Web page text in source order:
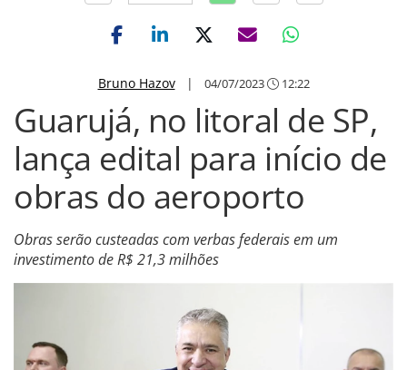
Bruno Hazov| 04/07/2023 12:22
Guarujá, no litoral de SP,
lança edital para início de
obras do aeroporto
Obras serão custeadas com verbas federais em um
investimento de R$ 21,3 milhões